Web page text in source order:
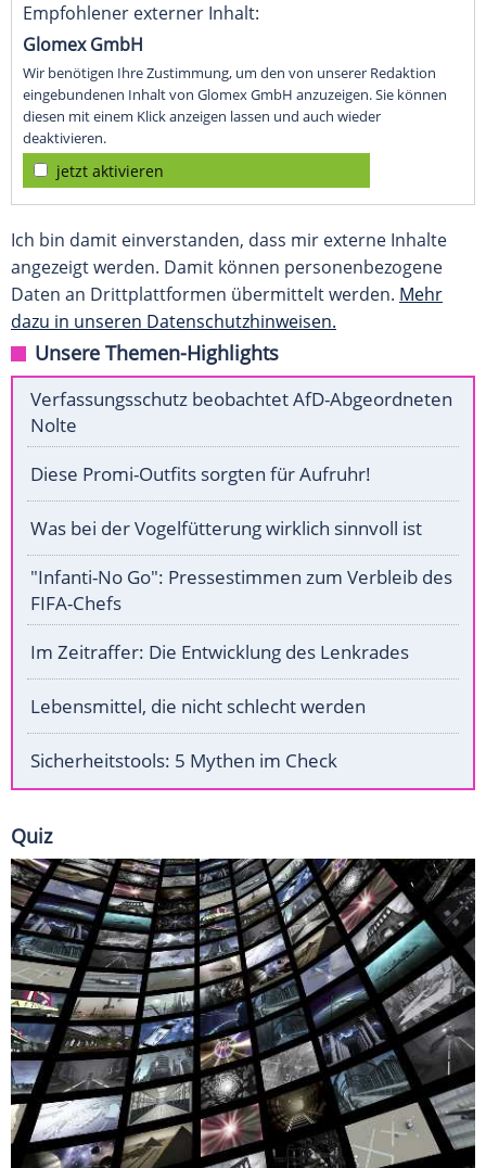
Empfohlener externer Inhalt:
Glomex GmbH
Wir benötigen Ihre Zustimmung, um den von unserer Redaktion
eingebundenen Inhalt von Glomex GmbH anzuzeigen. Sie können
diesen mit einem Klick anzeigen lassen und auch wieder
deaktivieren.
jetzt aktivieren
Ich bin damit einverstanden, dass mir externe Inhalte
angezeigt werden. Damit können personenbezogene
Daten an Drittplattformen übermittelt werden. Mehr
dazu in unseren Datenschutzhinweisen.
Unsere Themen-Highlights
Verfassungsschutz beobachtet AfD-Abgeordneten
Nolte
Diese Promi-Outfits sorgten für Aufruhr!
Was bei der Vogelfütterung wirklich sinnvoll ist
"Infanti-No Go": Pressestimmen zum Verbleib des
FIFA-Chefs
Im Zeitraffer: Die Entwicklung des Lenkrades
Lebensmittel, die nicht schlecht werden
Sicherheitstools: 5 Mythen im Check
Quiz